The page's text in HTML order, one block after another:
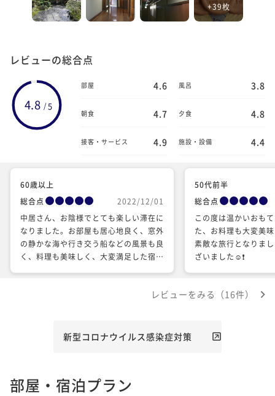
+39枚
レビューの総合点
4.8 /5
部屋 4.6 風呂 3.8
朝食 4.7 夕食 4.8
接客・サービス 4.9 施設・設備 4.4
60歳以上
総合点
2022/12/01
中居さん、お陰様でとても楽しい滞在に
なりました。お部屋も居心地良く、窓外
の静かな海や行き交う船などの風景も良
く、料理も美味しく、大変満足した宿泊
50代前半
総合点
この度は温かいおも
た、お料理も大変美
素敵な旅行となりま
ざいました☺️❗️
レビューをみる（16件）
新型コロナウイルス感染症対策
部屋・宿泊プラン